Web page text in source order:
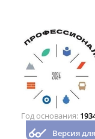
Год основания
Версия